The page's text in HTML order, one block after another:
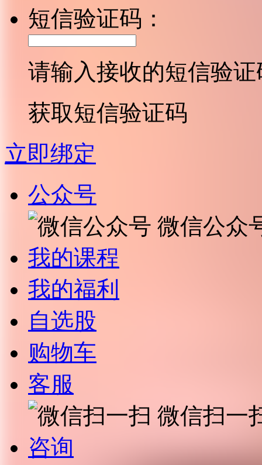
短信验证码：
请输入接收的短信验证
获取短信验证码
立即绑定
公众号
微信公众
我的课程
我的福利
自选股
购物车
客服
微信扫一
咨询